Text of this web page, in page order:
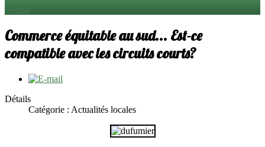
Avenir
Commerce équitable au sud... Est-ce
compatible avec les circuits courts?
Détails
Catégorie : Actualités locales